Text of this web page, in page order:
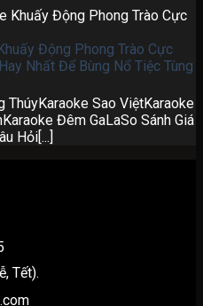
Động Phong Trào Cực
Nhất Để Bùng Nổ Tiệc Tùng
ThúyKaraoke Sao ViệtKaraoke
Đêm GaLaSo Sánh Giá
Hỏi[...]
Tết).